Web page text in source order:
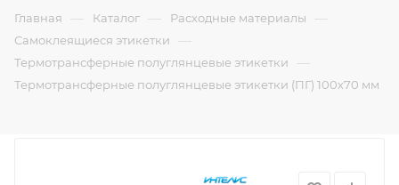
Главная — Каталог — Расходные материалы —
Самоклеящиеся этикетки —
Термотрансферные полуглянцевые этикетки —
Термотрансферные полуглянцевые этикетки (ПГ) 100х70 мм